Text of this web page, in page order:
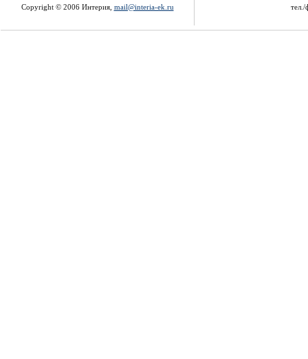
Copyright © 2006 Интерия, mail@interia-ek.ru